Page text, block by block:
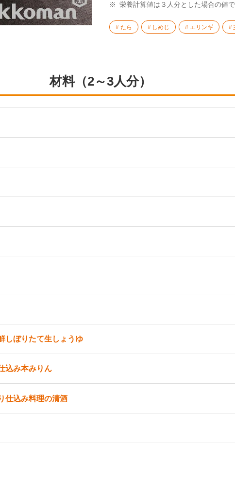
※ 栄養計算値は３人分とした場合の値
たら しめじ エリンギ
材料（2～3人分）
しぼりたて生しょうゆ
込み本みりん
仕込み料理の清酒